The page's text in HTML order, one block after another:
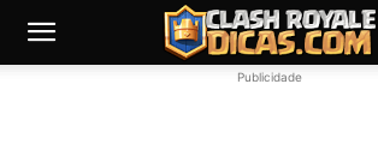
Publicidade